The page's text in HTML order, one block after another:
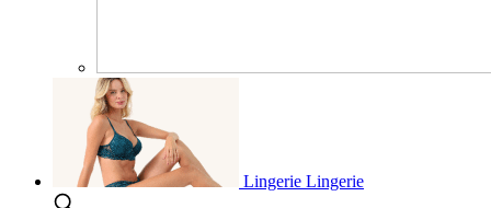
Lingerie Lingerie